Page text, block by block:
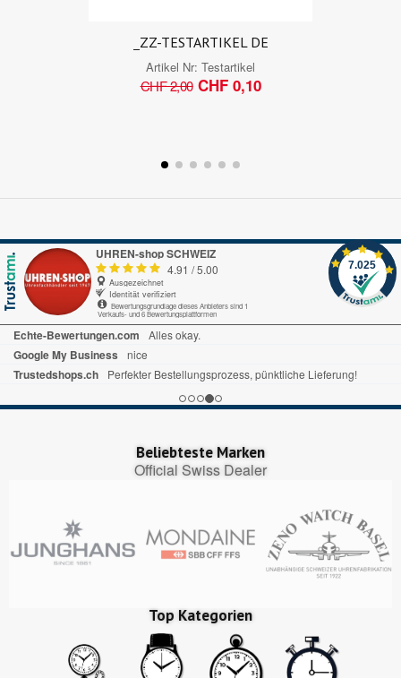
_ZZ-TESTARTIKEL DE
Artikel Nr: Testartikel
CHF 2,00 CHF 0,10
UHREN-shop SCHWEIZ
4.91 /5.00
Ausgezeichnet
Identität verifiziert
Bewertungsgrundlage dieses Anbieters sind 1
Verkaufs- und 6 Bewertungsplattformen
7.025
Echte-Bewertungen.com Alles okay.
Google My Business nice
Trustedshops.ch Perfekter Bestellungsprozess, pünktliche Lieferung!
Beliebteste Marken
Official Swiss Dealer
Top Kategorien